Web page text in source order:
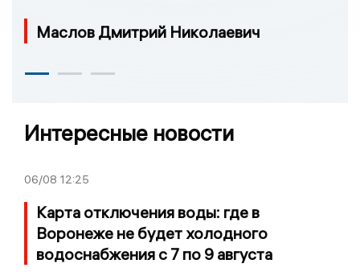
Маслов Дмитрий Николаевич
Интересные новости
06/08 12:25
Карта отключения воды: где в
Воронеже не будет холодного
водоснабжения с 7 по 9 августа